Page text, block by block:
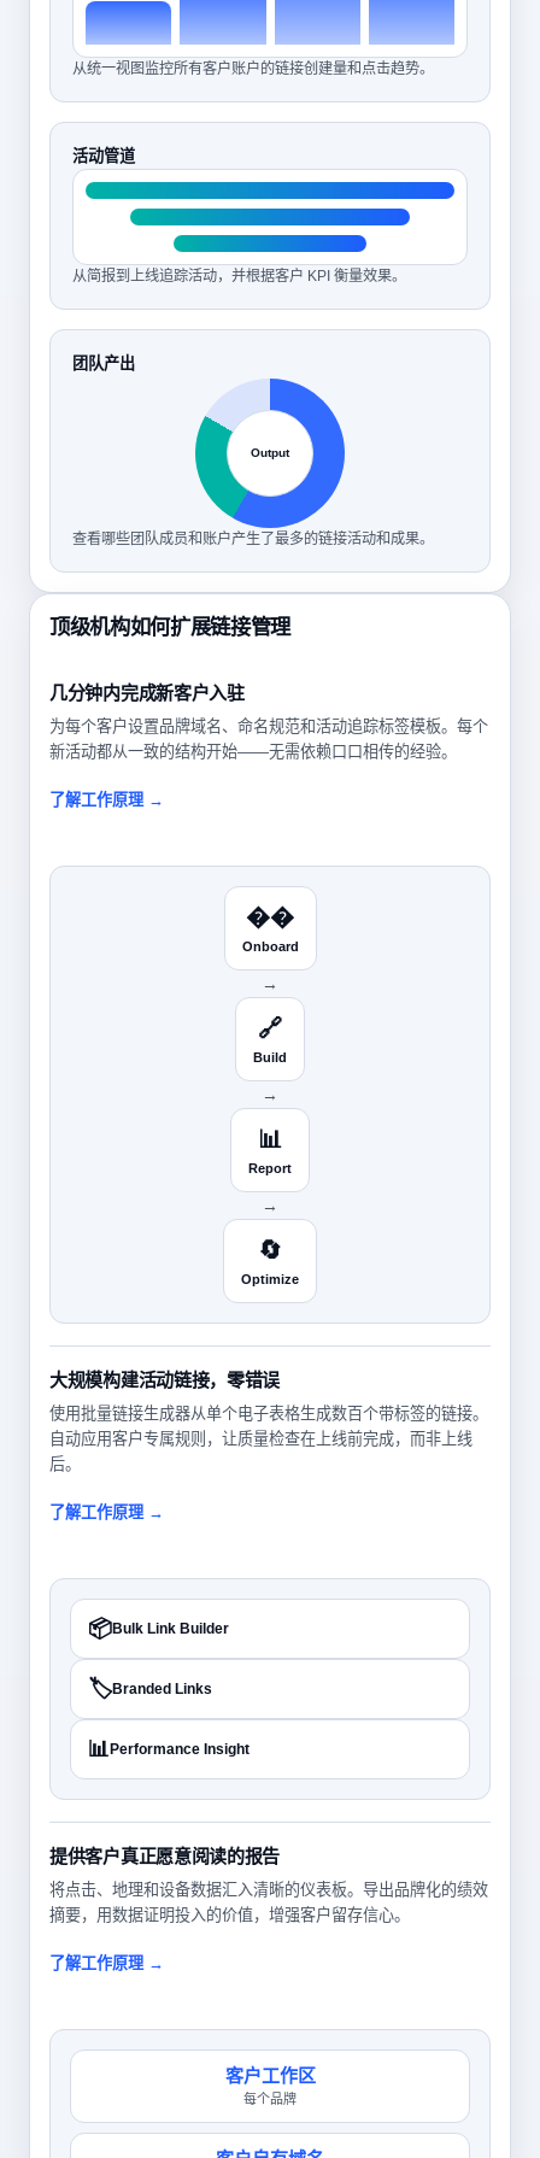
从统一视图监控所有客户账户的链接创建量和点击趋势。
活动管道
从简报到上线追踪活动，并根据客户 KPI 衡量效果。
团队产出
Output
查看哪些团队成员和账户产生了最多的链接活动和成果。
顶级机构如何扩展链接管理
几分钟内完成新客户入驻
为每个客户设置品牌域名、命名规范和活动追踪标签模板。每个
新活动都从一致的结构开始——无需依赖口口相传的经验。
了解工作原理 →
��️
Onboard
→
🔗
Build
→
📊
Report
→
🔄
Optimize
大规模构建活动链接，零错误
使用批量链接生成器从单个电子表格生成数百个带标签的链接。
自动应用客户专属规则，让质量检查在上线前完成，而非上线
后。
了解工作原理 →
📦Bulk Link Builder
🏷️Branded Links
📊 Performance Insight
提供客户真正愿意阅读的报告
将点击、地理和设备数据汇入清晰的仪表板。导出品牌化的绩效
摘要，用数据证明投入的价值，增强客户留存信心。
了解工作原理 →
客户工作区
每个品牌